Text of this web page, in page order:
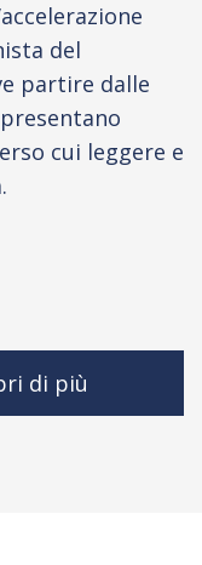
del
partire dalle
cui leggere e
di più